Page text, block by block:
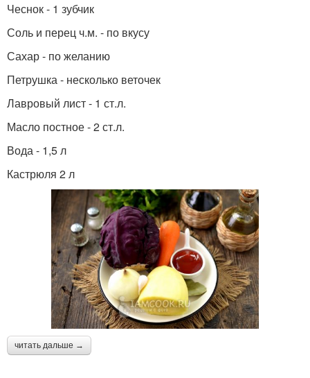
Чеснок - 1 зубчик
Соль и перец ч.м. - по вкусу
Сахар - по желанию
Петрушка - несколько веточек
Лавровый лист - 1 ст.л.
Масло постное - 2 ст.л.
Вода - 1,5 л
Кастрюля 2 л
читать дальше →